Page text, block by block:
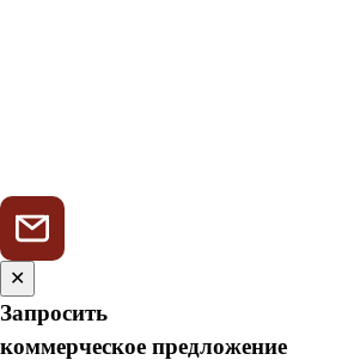
✕
Запросить
коммерческое предложение